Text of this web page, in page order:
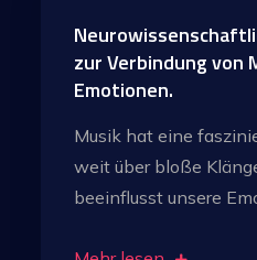
zur Verbindung von
Emotionen.
Musik hat eine
weit über bloße
beeinflusst unsere